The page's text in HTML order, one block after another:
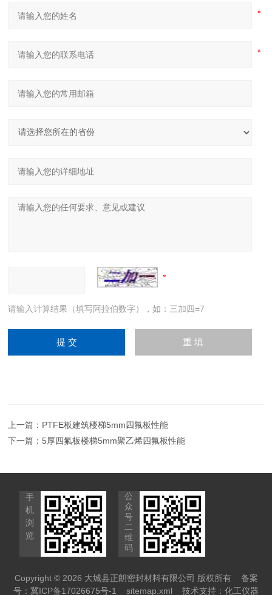
请输入计算结果（填写阿拉伯数字），如：三加四=7
上一篇： PTFE板建筑楼梯5mm四氟板性能
下一篇：5厚四氟板楼梯5mm聚乙烯四氟板性能
手
机
浏
览
公
众
号
二
维
码
Copyright © 2026 大城县正朗密封材料有限公司 版权所有 备案
号：冀ICP备17026675号-1
sitemap.xml 技术支持： 化工仪器